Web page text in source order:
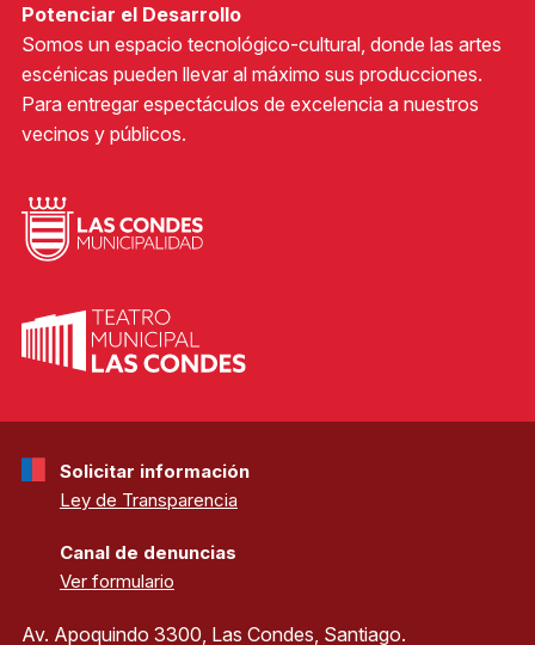
Potenciar el Desarrollo
Somos un espacio tecnológico-cultural, donde las artes
escénicas pueden llevar al máximo sus producciones.
Para entregar espectáculos de excelencia a nuestros
vecinos y públicos.
Solicitar información
Ley de Transparencia
Canal de denuncias
Ver formulario
Av. Apoquindo 3300, Las Condes, Santiago.